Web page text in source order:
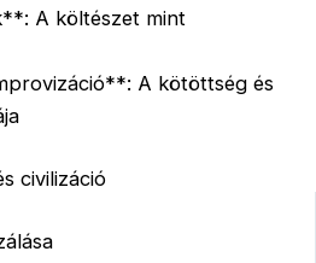
A költészet mint
A kötöttség és
civilizáció